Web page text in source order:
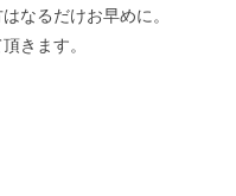
なるだけお早めに。
きます。